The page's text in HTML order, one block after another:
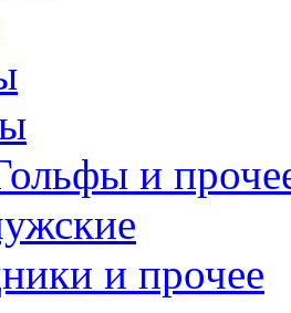
и
и прочее